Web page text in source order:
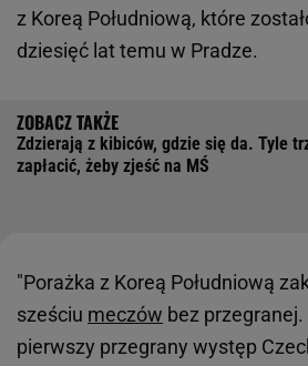
z Koreą Południową, które
dziesięć lat temu w Pradze.
Zdzierają z kibiców, gdzie się da. Tyle
zapłacić, żeby zjeść na MŚ
"Porażka z Koreą Południową
sześciu meczów bez przegranej.
pierwszy przegrany występ